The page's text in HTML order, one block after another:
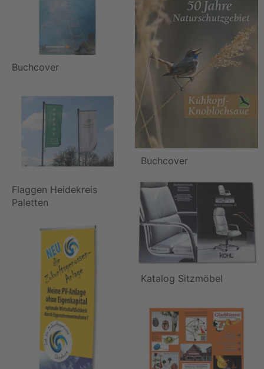
Buchcover
Buchcover
Flaggen Heidekreis
Paletten
Katalog Sitzmöbel